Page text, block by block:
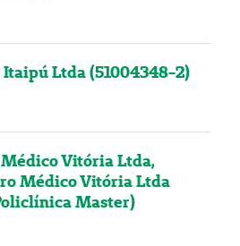
Ltda (51004348-2)
Vitória Ltda,
Médico Vitória Ltda
Master)